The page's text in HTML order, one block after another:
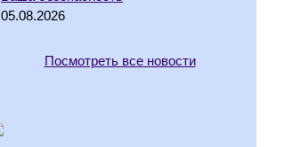
05.08.2026
Посмотреть все новости